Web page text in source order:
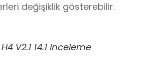
değişiklik gösterebilir.
V2.1 14.1 inceleme